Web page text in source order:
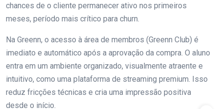
chances de o cliente permanecer ativo nos primeiros
meses, período mais crítico para churn.
Na Greenn, o acesso à área de membros (Greenn Club) é
imediato e automático após a aprovação da compra. O aluno
entra em um ambiente organizado, visualmente atraente e
intuitivo, como uma plataforma de streaming premium. Isso
reduz fricções técnicas e cria uma impressão positiva
desde o início.